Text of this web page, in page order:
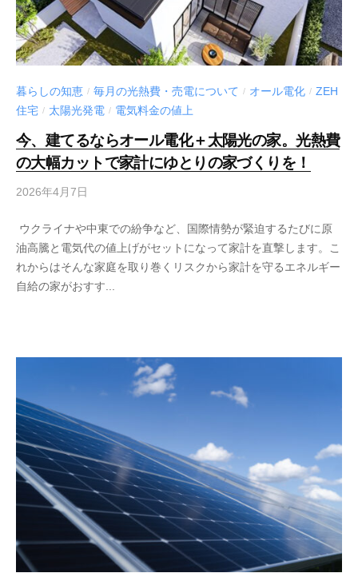
暮らしの知恵 / 毎月の光熱費・売電について / オール電化 / ZEH
住宅 / 太陽光発電 / 電気料金の値上
今、建てるならオール電化＋太陽光の家。光熱費
の大幅カットで家計にゆとりの家づくりを！
2026年4月7日
ウクライナや中東での紛争など、国際情勢が緊迫するたびに原
油高騰と電気代の値上げがセットになって家計を直撃します。こ
れからはそんな家庭を取り巻くリスクから家計を守るエネルギー
自給の家がおすす...